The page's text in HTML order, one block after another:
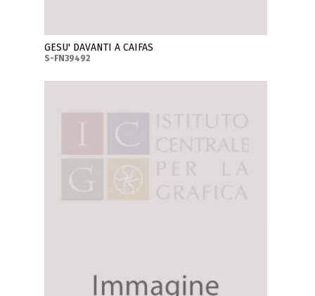
GESU' DAVANTI A CAIFAS
S-FN39492